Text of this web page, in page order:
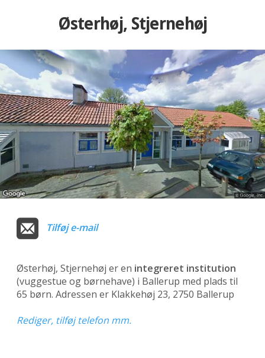
Østerhøj, Stjernehøj
Tilføj e-mail
Østerhøj, Stjernehøj er en integreret institution
(vuggestue og børnehave) i Ballerup med plads til
65 børn. Adressen er Klakkehøj 23, 2750 Ballerup
Rediger, tilføj telefon mm.